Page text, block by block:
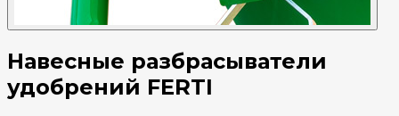
Навесные разбрасыватели
удобрений FERTI